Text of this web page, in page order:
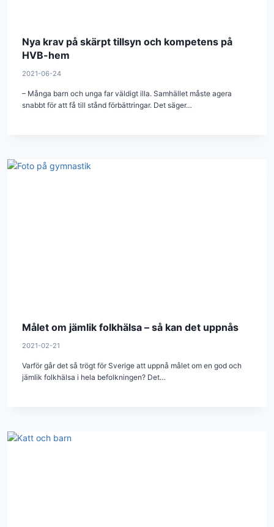
Nya krav på skärpt tillsyn och kompetens på
HVB-hem
2021-06-24
– Många barn och unga far väldigt illa. Samhället måste agera
snabbt för att få till stånd förbättringar. Det säger…
Målet om jämlik folkhälsa – så kan det uppnås
2021-02-21
Varför går det så trögt för Sverige att uppnå målet om en god och
jämlik folkhälsa i hela befolkningen? Det…